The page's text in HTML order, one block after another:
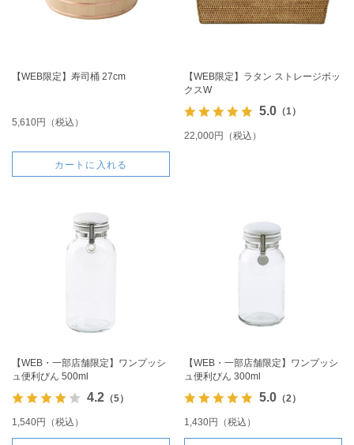
【WEB限定】寿司桶 27cm
5,610円（税込）
カートに入れる
【WEB限定】ラタン ストレージボッ
クスW
5.0（1）
22,000円（税込）
【WEB・一部店舗限定】ワンプッシ
ュ便利びん 500ml
4.2（5）
1,540円（税込）
【WEB・一部店舗限定】ワンプッシ
ュ便利びん 300ml
5.0（2）
1,430円（税込）